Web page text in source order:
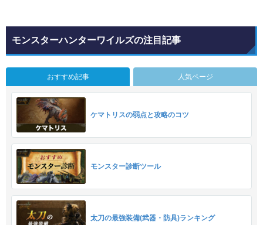
モンスターハンターワイルズの注目記事
おすすめ記事 人気ページ
ケマトリスの弱点と攻略のコツ
モンスター診断ツール
太刀の最強装備(武器・防具)ランキング